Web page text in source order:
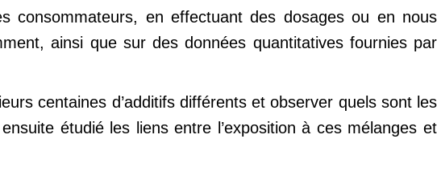
consommateurs, en effectuant des dosages ou en nous
ainsi que sur des données quantitatives fournies par
centaines d’additifs différents et observer quels sont les
étudié les liens entre l’exposition à ces mélanges et